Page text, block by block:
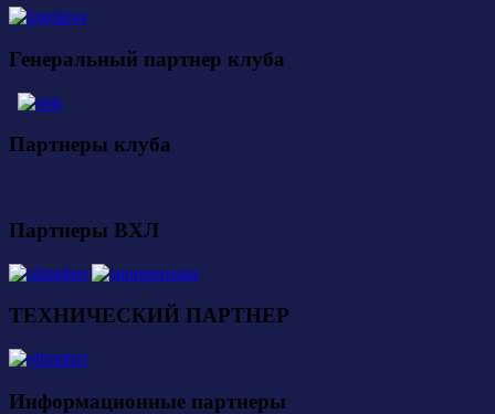
Генеральный партнер клуба
Партнеры клуба
Партнеры ВХЛ
ТЕХНИЧЕСКИЙ ПАРТНЕР
Информационные партнеры